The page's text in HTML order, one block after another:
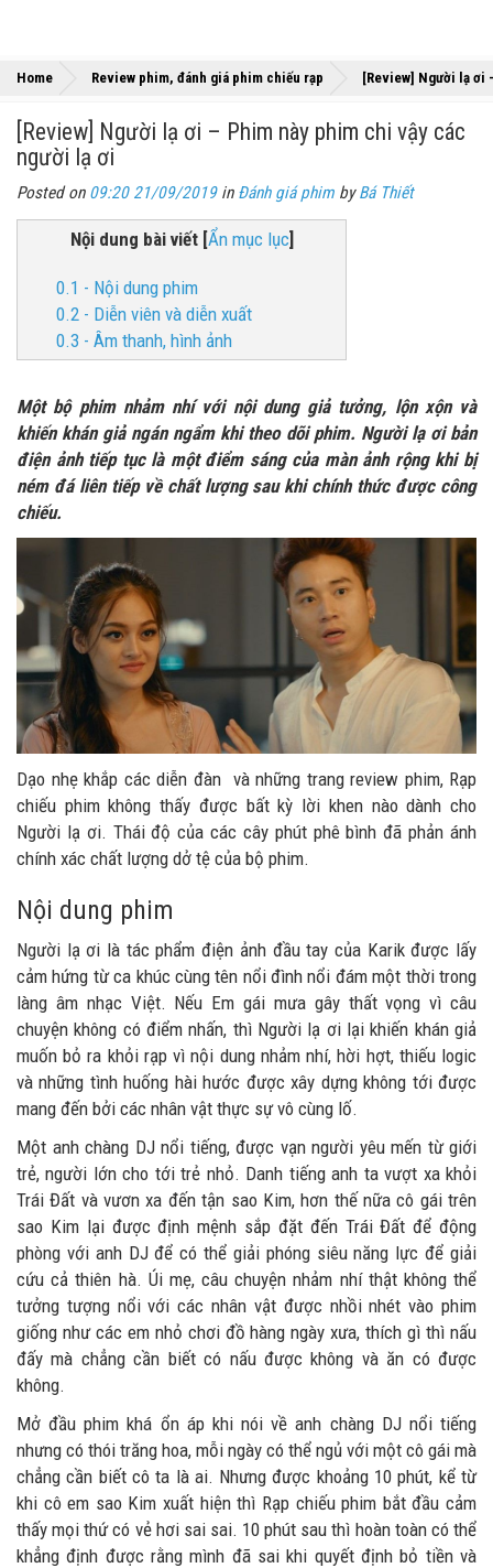
Home Review phim, đánh giá phim chiếu rạp [Review] Người lạ ơi
[Review] Người lạ ơi – Phim này phim chi vậy các
người lạ ơi
Posted on 09:20 21/09/2019in Đánh giá phim byBá Thiết
Nội dung bài viết[Ẩn mục lục]
0.1 - Nội dung phim
0.2 - Diễn viên và diễn xuất
0.3 - Âm thanh, hình ảnh
Một bộ phim nhảm nhí với nội dung giả tưởng, lộn xộn và
khiến khán giả ngán ngẩm khi theo dõi phim. Người lạ ơi bản
điện ảnh tiếp tục là một điểm sáng của màn ảnh rộng khi bị
ném đá liên tiếp về chất lượng sau khi chính thức được công
chiếu.
Dạo nhẹ khắp các diễn đàn và những trang review phim, Rạp
chiếu phim không thấy được bất kỳ lời khen nào dành cho
Người lạ ơi. Thái độ của các cây phút phê bình đã phản ánh
chính xác chất lượng dở tệ của bộ phim.
Nội dung phim
Người lạ ơi là tác phẩm điện ảnh đầu tay của Karik được lấy
cảm hứng từ ca khúc cùng tên nổi đình nổi đám một thời trong
làng âm nhạc Việt. Nếu Em gái mưa gây thất vọng vì câu
chuyện không có điểm nhấn, thì Người lạ ơi lại khiến khán giả
muốn bỏ ra khỏi rạp vì nội dung nhảm nhí, hời hợt, thiếu logic
và những tình huống hài hước được xây dựng không tới được
mang đến bởi các nhân vật thực sự vô cùng lố.
Một anh chàng DJ nổi tiếng, được vạn người yêu mến từ giới
trẻ, người lớn cho tới trẻ nhỏ. Danh tiếng anh ta vượt xa khỏi
Trái Đất và vươn xa đến tận sao Kim, hơn thế nữa cô gái trên
sao Kim lại được định mệnh sắp đặt đến Trái Đất để động
phòng với anh DJ để có thể giải phóng siêu năng lực để giải
cứu cả thiên hà. Úi mẹ, câu chuyện nhảm nhí thật không thể
tưởng tượng nổi với các nhân vật được nhồi nhét vào phim
giống như các em nhỏ chơi đồ hàng ngày xưa, thích gì thì nấu
đấy mà chẳng cần biết có nấu được không và ăn có được
không.
Mở đầu phim khá ổn áp khi nói về anh chàng DJ nổi tiếng
nhưng có thói trăng hoa, mỗi ngày có thể ngủ với một cô gái mà
chẳng cần biết cô ta là ai. Nhưng được khoảng 10 phút, kể từ
khi cô em sao Kim xuất hiện thì Rạp chiếu phim bắt đầu cảm
thấy mọi thứ có vẻ hơi sai sai. 10 phút sau thì hoàn toàn có thể
khẳng định được rằng mình đã sai khi quyết định bỏ tiền và